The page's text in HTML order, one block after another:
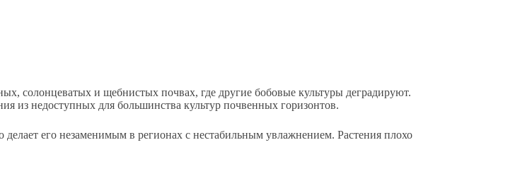
солонцеватых и щебнистых почвах, где другие бобовые культуры деградируют.
из недоступных для большинства культур почвенных горизонтов.
его незаменимым в регионах с нестабильным увлажнением. Растения плохо